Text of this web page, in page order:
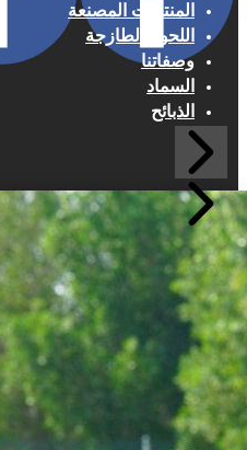
المنتجات المصنعة
اللحوم الطازجة
وصفاتنا
السماد
الذبائح